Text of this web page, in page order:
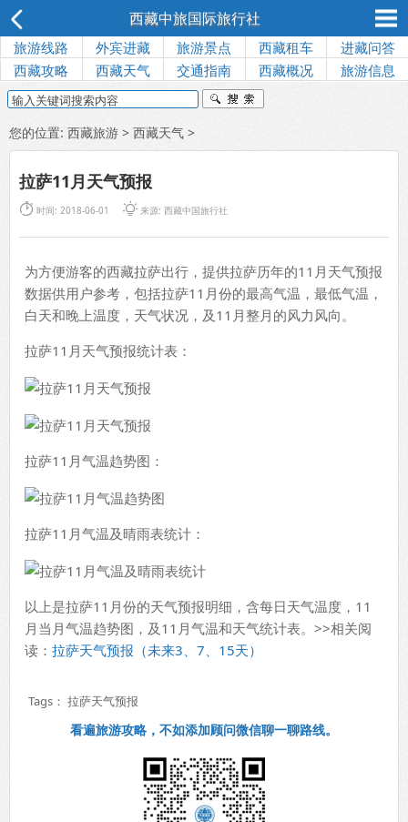
西藏中旅国际旅行社
旅游线路 外宾进藏 旅游景点 西藏租车
进藏问答
西藏攻略
西藏天气 交通指南 西藏概况 旅游信息
您的位置: 西藏旅游 > 西藏天气 >
拉萨11月天气预报
 时间: 2018-06-01 来源: 西藏中国旅行社
为方便游客的西藏拉萨出行，提供拉萨历年的11月天气预报
数据供用户参考，包括拉萨11月份的最高气温，最低气温，
白天和晚上温度，天气状况，及11月整月的风力风向。
拉萨11月天气预报统计表：
拉萨11月气温趋势图：
拉萨11月气温及晴雨表统计：
以上是拉萨11月份的天气预报明细，含每日天气温度，11
月当月气温趋势图，及11月气温和天气统计表。>>相关阅
读： 拉萨天气预报（未来3、7、15天）
Tags： 拉萨天气预报
看遍旅游攻略，不如添加顾问微信聊一聊路线。